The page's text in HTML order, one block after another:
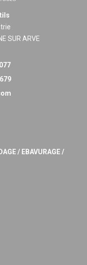
SUR ARVE
/ EBAVURAGE /